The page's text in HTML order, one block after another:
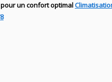
un confort optimal